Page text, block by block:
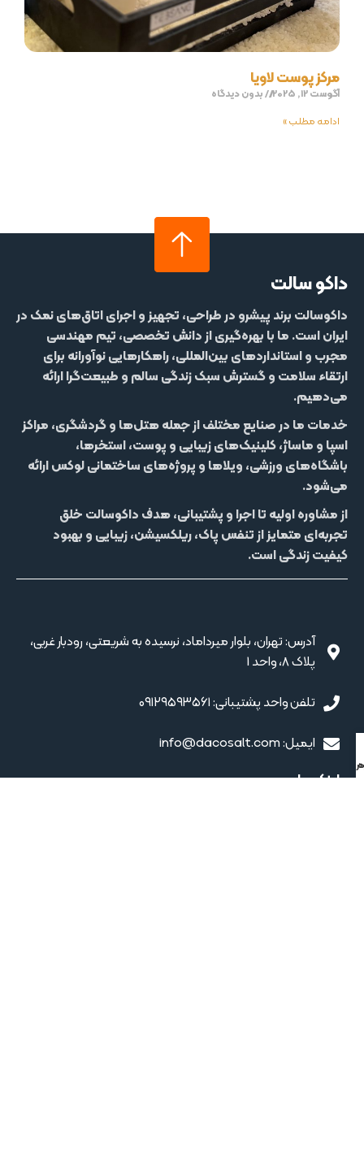
مرکز پوست لاویا
آگوست 12, 2025
بدون دیدگاه
ادامه مطلب »
داکو سالت
داکوسالت برند پیشرو در طراحی، تجهیز و اجرای اتاق‌های نمک در
ایران است. ما با بهره‌گیری از دانش تخصصی، تیم مهندسی
مجرب و استانداردهای بین‌المللی، راهکارهایی نوآورانه برای
ارتقاء سلامت و گسترش سبک زندگی سالم و طبیعت‌گرا ارائه
می‌دهیم.
خدمات ما در صنایع مختلف از جملههتل‌‌ها و گردشگری، مراکز
اسپا و ماساژ، کلینیک‌های زیبایی و پوست، استخرها،
باشگاه‌های ورزشی، ویلاها و پروژه‌های ساختمانی لوکسارائه
می‌شود.
از مشاوره اولیه تا اجرا و پشتیبانی، هدف داکوسالت خلق
تجربه‌ای متمایز ازتنفس پاک، ریلکسیشن، زیبایی و بهبود
کیفیت زندگیاست.
آدرس: تهران، بلوار میرداماد، نرسیده به شریعتی، رودبار غربی،
پلاک 8، واحد 1
تلفن واحد پشتیبانی: ۰۹۱۲۹۵۹۳۵۶۱
ایمیل: info@dacosalt.com
لینک های مهم
واتساپ
تلفنی